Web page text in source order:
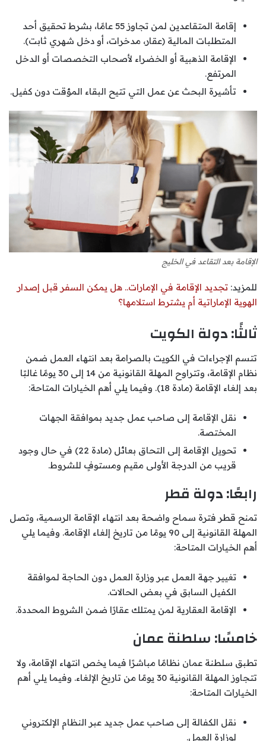
إقامة المتقاعدين لمن تجاوز 55 عامًا، بشرط تحقيق أحد
المتطلبات المالية (عقار، مدخرات، أو دخل شهري ثابت).
الإقامة الذهبية أو الخضراء لأصحاب التخصصات أو الدخل
المرتفع.
تأشيرة البحث عن عمل التي تتيح البقاء المؤقت دون كفيل.
الإقامة بعد التقاعد في الخليج
للمزيد: تجديد الإقامة في الإمارات.. هل يمكن السفر قبل إصدار
الهوية الإماراتية أم يشترط استلامها؟
ثالثًا: دولة الكويت
تتسم الإجراءات في الكويت بالصرامة بعد انتهاء العمل ضمن
نظام الإقامة، وتتراوح المهلة القانونية من 14 إلى 30 يومًا غالبًا
بعد إلغاء الإقامة (مادة 18). وفيما يلي أهم الخيارات المتاحة:
نقل الإقامة إلى صاحب عمل جديد بموافقة الجهات
المختصة.
تحويل الإقامة إلى التحاق بعائل (مادة 22) في حال وجود
قريب من الدرجة الأولى مقيم ومستوفٍ للشروط.
رابعًا: دولة قطر
تمنح قطر فترة سماح واضحة بعد انتهاء الإقامة الرسمية، وتصل
المهلة القانونية إلى 90 يومًا من تاريخ إلغاء الإقامة. وفيما يلي
أهم الخيارات المتاحة:
تغيير جهة العمل عبر وزارة العمل دون الحاجة لموافقة
الكفيل السابق في بعض الحالات.
الإقامة العقارية لمن يمتلك عقارًا ضمن الشروط المحددة.
خامسًا: سلطنة عمان
تطبق سلطنة عمان نظامًا مباشرًا فيما يخص انتهاء الإقامة، ولا
تتجاوز المهلة القانونية 30 يومًا من تاريخ الإلغاء. وفيما يلي أهم
الخيارات المتاحة:
نقل الكفالة إلى صاحب عمل جديد عبر النظام الإلكتروني
لوزارة العمل.